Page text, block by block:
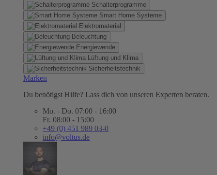
Schalterprogramme
Smart Home Systeme
Elektromaterial
Beleuchtung
Energiewende
Lüftung und Klima
Sicherheitstechnik
Marken
Du benötigst Hilfe? Lass dich von unseren Experten beraten.
Mo. - Do. 07:00 - 16:00
Fr. 08:00 - 15:00
+49 (0) 451 989 03-0
info@voltus.de